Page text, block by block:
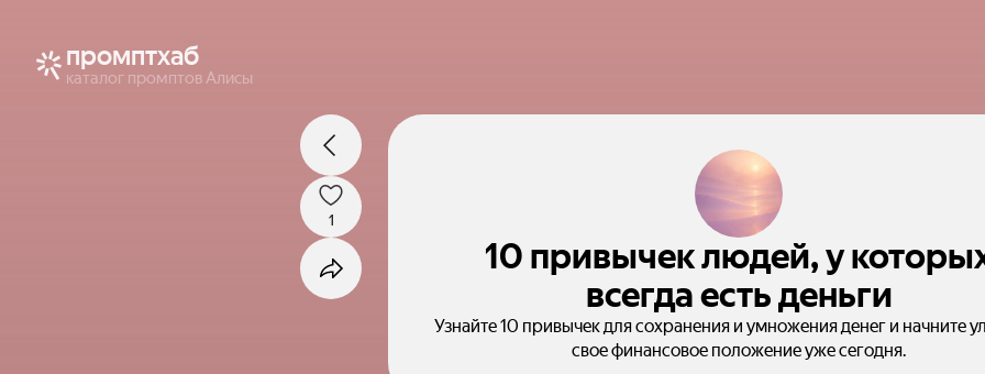
промптхаб
каталог промптов Алисы
10 привычек людей, у
всегда есть деньги
Узнайте 10 привычек для сохранения и умножения денег и начните
свое финансовое положение уже сегодня.
1